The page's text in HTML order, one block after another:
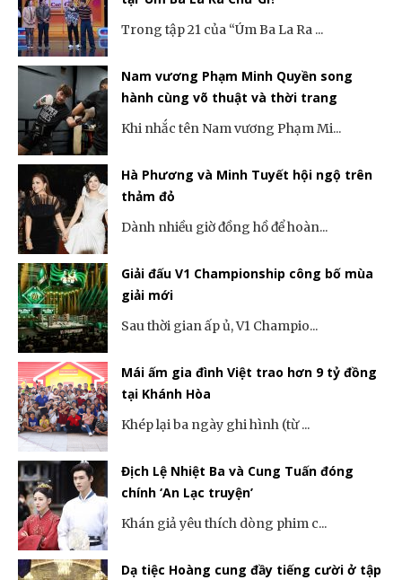
Trong tập 21 của “Úm Ba La Ra ...
Nam vương Phạm Minh Quyền song
hành cùng võ thuật và thời trang
Khi nhắc tên Nam vương Phạm Mi...
Hà Phương và Minh Tuyết hội ngộ trên
thảm đỏ
Dành nhiều giờ đồng hồ để hoàn...
Giải đấu V1 Championship công bố mùa
giải mới
Sau thời gian ấp ủ, V1 Champio...
Mái ấm gia đình Việt trao hơn 9 tỷ đồng
tại Khánh Hòa
Khép lại ba ngày ghi hình (từ ...
Địch Lệ Nhiệt Ba và Cung Tuấn đóng
chính ‘An Lạc truyện’
Khán giả yêu thích dòng phim c...
Dạ tiệc Hoàng cung đầy tiếng cười ở tập